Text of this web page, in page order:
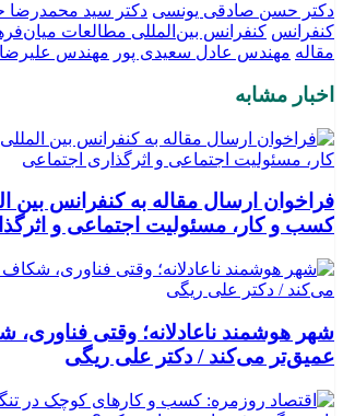
دکتر حسن صادقی یونسی دکتر سید محمدرضا
کنفرانس کنفرانس بین‌المللی مطالعات
مقاله مهندس عادل سعیدی پور مهندس
اخبار مشابه
فراخوان ارسال مقاله به کنفرانس بین
کسب و کار، مسئولیت اجتماعی و
شهر هوشمند ناعادلانه؛ وقتی
عمیق‌تر می‌کند / دکتر علی ریگی